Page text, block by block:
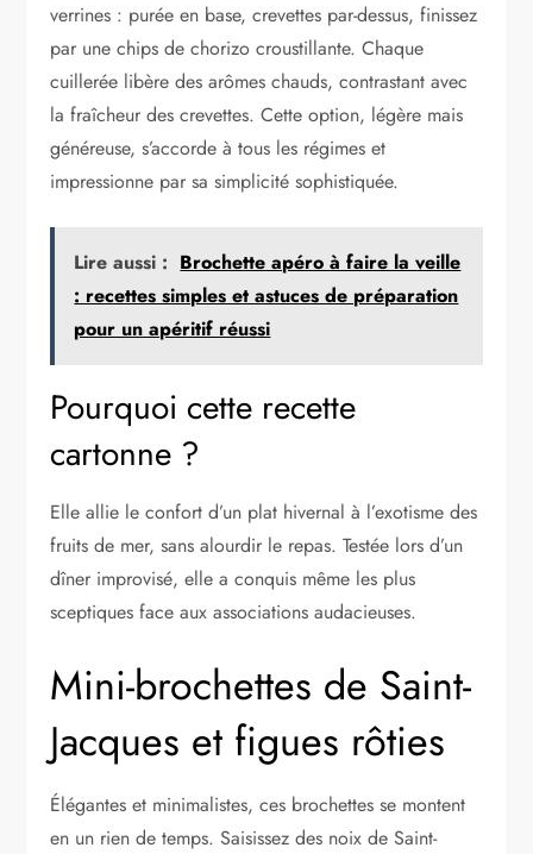
verrines : purée en base, crevettes par-dessus, finissez
par une chips de chorizo croustillante. Chaque
cuillerée libère des arômes chauds, contrastant avec
la fraîcheur des crevettes. Cette option, légère mais
généreuse, s’accorde à tous les régimes et
impressionne par sa simplicité sophistiquée.
Lire aussi : Brochette apéro à faire la veille
: recettes simples et astuces de préparation
pour un apéritif réussi
Pourquoi cette recette
cartonne ?
Elle allie le confort d’un plat hivernal à l’exotisme des
fruits de mer, sans alourdir le repas. Testée lors d’un
dîner improvisé, elle a conquis même les plus
sceptiques face aux associations audacieuses.
Mini-brochettes de Saint-
Jacques et figues rôties
Élégantes et minimalistes, ces brochettes se montent
en un rien de temps. Saisissez des noix de Saint-